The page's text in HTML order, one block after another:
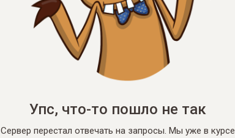
Упс, что-то пошло не так
Сервер перестал отвечать на запросы. Мы уже в курсе